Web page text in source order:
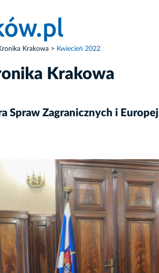
Krakowa Kwiecień 2022
Krakowa
Spraw Zagranicznych i